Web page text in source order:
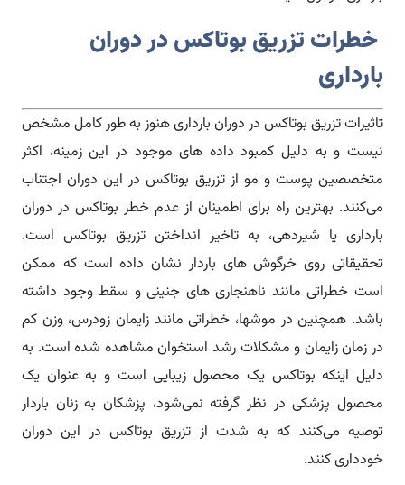
خطرات تزریق بوتاکس در دوران
بارداری
تاثیرات تزریق بوتاکس در دوران بارداری هنوز به طور کامل مشخص
نیست و به دلیل کمبود داده های موجود در این زمینه، اکثر
متخصصین پوست و مو از تزریق بوتاکس در این دوران اجتناب
می‌کنند. بهترین راه برای اطمینان از عدم خطر بوتاکس در دوران
بارداری یا شیردهی، به تاخیر انداختن تزریق بوتاکس است.
تحقیقاتی روی خرگوش های باردار نشان داده است که ممکن
است خطراتی مانند ناهنجاری های جنینی و سقط وجود داشته
باشد. همچنین در موشها، خطراتی مانند زایمان زودرس، وزن کم
در زمان زایمان و مشکلات رشد استخوان مشاهده شده است. به
دلیل اینکه بوتاکس یک محصول زیبایی است و به عنوان یک
محصول پزشکی در نظر گرفته نمی‌شود، پزشکان به زنان باردار
توصیه می‌کنند که به شدت از تزریق بوتاکس در این دوران
خودداری کنند.